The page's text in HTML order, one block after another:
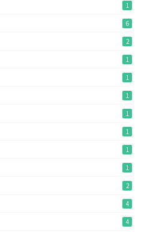
1
6
2
1
1
1
1
1
1
1
2
4
4